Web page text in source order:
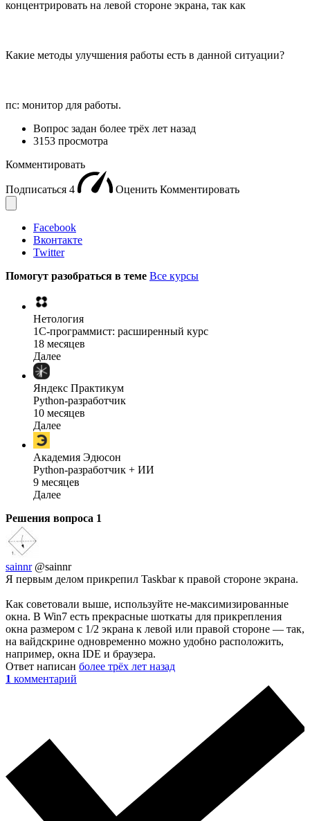
концентрировать на левой стороне экрана, так как
Какие методы улучшения работы есть в данной ситуации?
пс: монитор для работы.
Вопрос задан более трёх лет назад
3153 просмотра
Комментировать
Подписаться 4 Оценить Комментировать
Facebook
Вконтакте
Twitter
Помогут разобраться в теме Все курсы
Нетология
1C-программист: расширенный курс
18 месяцев
Далее
Яндекс Практикум
Python-разработчик
10 месяцев
Далее
Академия Эдюсон
Python-разработчик + ИИ
9 месяцев
Далее
Решения вопроса 1
sainnr @sainnr
Я первым делом прикрепил Taskbar к правой стороне экрана.
Как советовали выше, используйте не-максимизированные
окна. В Win7 есть прекрасные шоткаты для прикрепления
окна размером с 1/2 экрана к левой или правой стороне — так,
на вайдскрине одновременно можно удобно расположить,
например, окна IDE и браузера.
Ответ написан более трёх лет назад
1 комментарий